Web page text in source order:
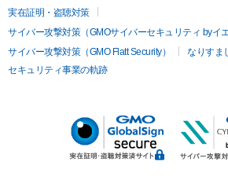
実在証明・盗聴対策
サイバー攻撃対策（GMOサイバーセキュリティ byイエ
サイバー攻撃対策（GMO Flatt Security）
なりすま
セキュリティ事業の軌跡